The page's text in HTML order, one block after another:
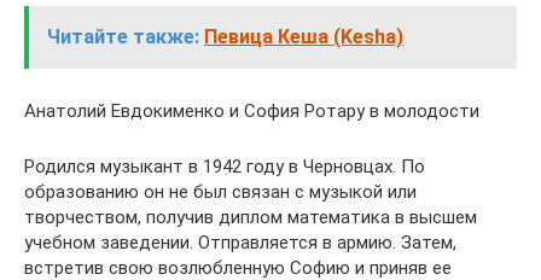
Читайте также: Певица Кеша (Kesha)
Анатолий Евдокименко и София Ротару в молодости
Родился музыкант в 1942 году в Черновцах. По
образованию он не был связан с музыкой или
творчеством, получив диплом математика в высшем
учебном заведении. Отправляется в армию. Затем,
встретив свою возлюбленную Софию и приняв ее